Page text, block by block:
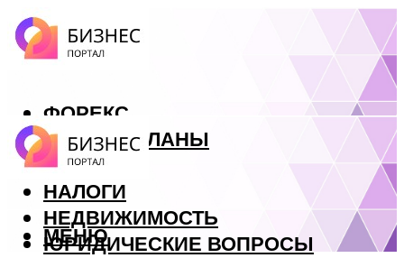
ФОРЕКС
БИЗНЕС ПЛАНЫ
КРЕДИТЫ
НАЛОГИ
НЕДВИЖИМОСТЬ
ЮРИДИЧЕСКИЕ ВОПРОСЫ
МЕНЮ